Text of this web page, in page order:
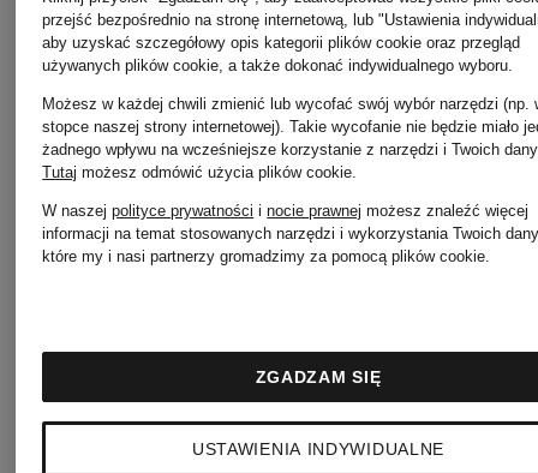
MONCLER
Jeansy
CAMBIO
Kubki
termiczne
Marc
O'Polo
damskie
przejść bezpośrednio na stronę internetową, lub "Ustawienia
aby uzyskać szczegółowy opis kategorii plików cookie oraz przegląd
używanych plików cookie, a także dokonać indywidualnego wyboru.
Możesz w każdej chwili zmienić lub wycofać swój wybór narzędzi (np.
stopce naszej strony internetowej). Takie wycofanie nie będzie miało
żadnego wpływu na wcześniejsze korzystanie z narzędzi i Twoich
Tutaj możesz odmówić użycia plików cookie.
W naszejpolityce prywatności inocie prawnej możesz znaleźć więcej
informacji na temat stosowanych narzędzi i wykorzystania Twoich
które my i nasi partnerzy gromadzimy za pomocą plików cookie.
USTAWIENIA INDYWIDUALNE
ZGADZAM SIĘ